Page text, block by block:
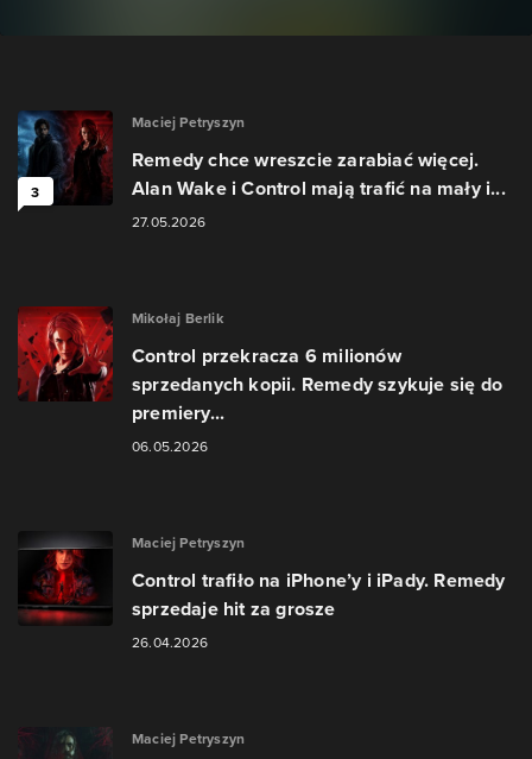
3
Maciej Petryszyn
Remedy chce wreszcie zarabiać więcej.
Alan Wake i Control mają trafić na mały i...
27.05.2026
Mikołaj Berlik
Control przekracza 6 milionów
sprzedanych kopii. Remedy szykuje się do
premiery...
06.05.2026
Maciej Petryszyn
Control trafiło na iPhone’y i iPady. Remedy
sprzedaje hit za grosze
26.04.2026
Maciej Petryszyn